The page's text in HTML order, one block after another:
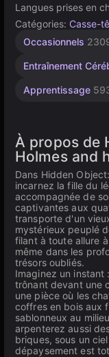
Langues prises en
Catégories: Casse-
Occasionnels
Entraînement
Apprentissage
Chercher
Trouver
Esprit
Trafic
Simples
Pour
1477
Construct
À propos de
Holmes and
Dans Hidden
incarnez la fille du
accompagnée de
captivantes aux
transporte d'un
mystérieux peuplé
filant à toute allure
même dans les
trésors oubliés.
Imaginez un instant
trônant devant une
une pièce où les
coffres en bois aux
sablonneux au
arpenterez aussi
briques, sous un
dépaysement est